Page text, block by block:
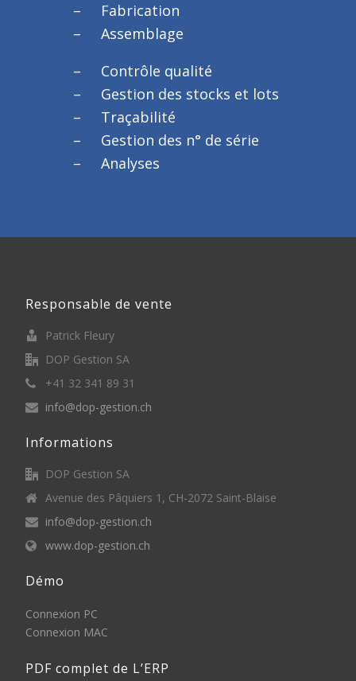
Fabrication
Assemblage
Contrôle qualité
Gestion des stocks et lots
Traçabilité
Gestion des n° de série
Analyses
Responsable de vente
Patrick Fleury
DOP Gestion SA
+41 32 341 89 31
info@dop-gestion.ch
Informations
DOP Gestion SA
Avenue des Pâquiers 1, CH-2072 Saint-Blaise
info@dop-gestion.ch
www.dop-gestion.ch
Démo
Connexion PC
Connexion MAC
PDF complet de L’ERP